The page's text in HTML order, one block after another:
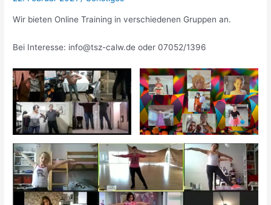
Wir bieten Online Training in verschiedenen Gruppen an.
Bei Interesse: info@tsz-calw.de oder 07052/1396